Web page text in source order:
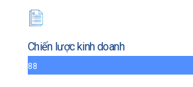
Chiến lược kinh doanh
88